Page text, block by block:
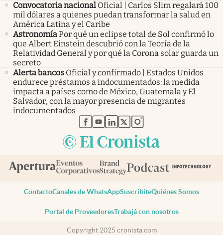
Convocatoria nacional Oficial | Carlos Slim regalará 100
mil dólares a quienes puedan transformar la salud en
América Latina y el Caribe
AstronomíaPor qué un eclipse total de Sol confirmó lo
que Albert Einstein descubrió con la Teoría de la
Relatividad General y por qué la Corona solar guarda un
secreto
Alerta bancos Oficial y confirmado | Estados Unidos
endurece préstamos a indocumentados: la medida
impacta a países como de México, Guatemala y El
Salvador, con la mayor presencia de migrantes
indocumentados
abre en nueva pestaña
abre en nueva pestaña
abre en nueva pestaña
abre en nueva pestaña
abre en nueva pestaña
ContactoCanales de WhatsAppSuscribiteQuiénes Somos
Portal de ProveedoresTrabajá con nosotros
Copyright 2025 cronista.com